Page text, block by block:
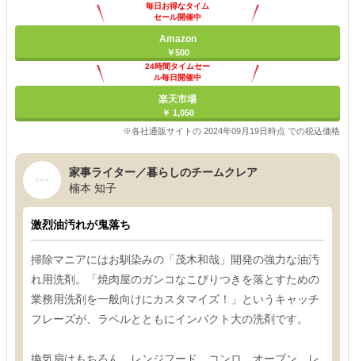
毎日お得なタイム
セール開催中
Amazon
￥500
24時間タイムセー
ル毎日開催中
楽天市場
￥ 1,050
※各社通販サイトの 2024年09月19日時点 での税込価格
家事ライター／暮らしのチームクレア
楠本 知子
激烈油汚れが鬼落ち
掃除マニアにはお馴染みの「茂木和哉」開発の強力な油汚
れ用洗剤。「焼肉屋のガンコなこびりつきを落とすための
業務用洗剤を一般向けにカスタマイズ！」というキャッチ
フレーズが、ラベルとともにインパクト大の洗剤です。